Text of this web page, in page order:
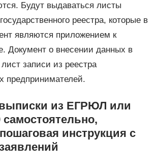
Будут выдаваться листы
реестра, которые в
являются приложением к
Документ о внесении данных в
записи из реестра
предпринимателей.
из ЕГРЮЛ или
инструкция с